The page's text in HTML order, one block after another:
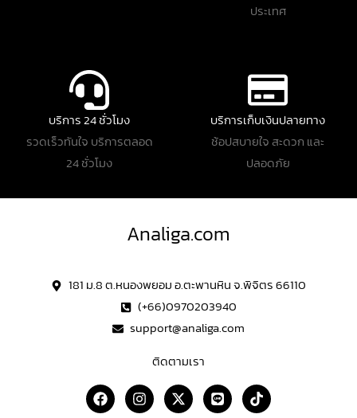
ประเทศ
บริการ 24 ชั่วโมง
รวดเร็วทันใจ บริการตลอด
24 ชั่วโมง
บริการเก็บเงินปลายทาง
ช้อปสบายใจ สะดวก และ
ปลอดภัย
Analiga.com
181 ม.8 ต.หนองพยอม อ.ตะพานหิน จ.พิจิตร 66110
(+66)0970203940
support@analiga.com
ติดตามเรา
F
a
I
n
X
-
L
i
T
i